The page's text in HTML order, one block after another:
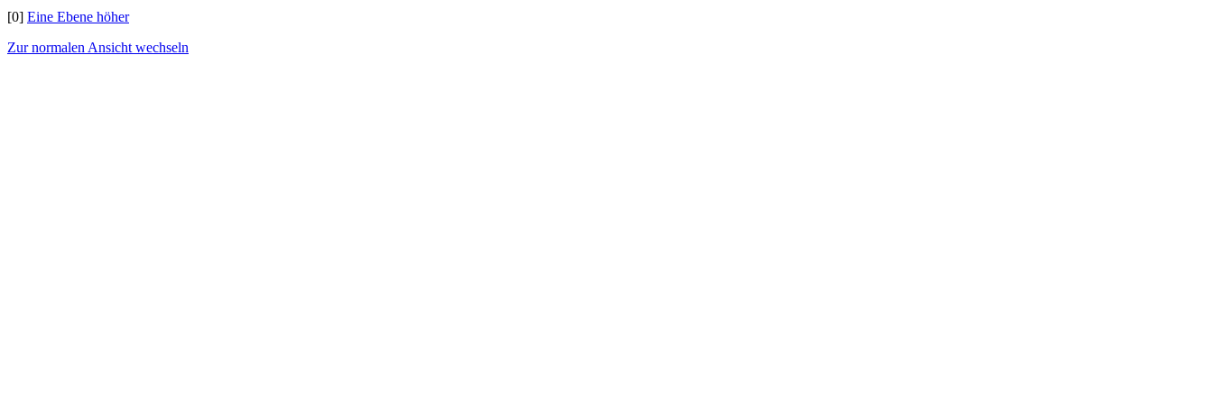
[0] Eine Ebene höher
Zur normalen Ansicht wechseln